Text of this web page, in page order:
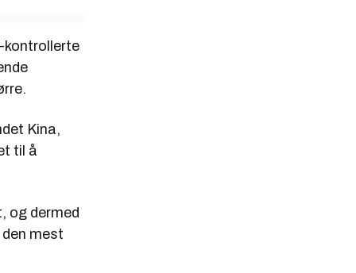
kontrollerte
Kina,
til å
og dermed
mest